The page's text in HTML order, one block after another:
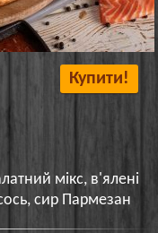
Купити!
мікс, в'ялені
сир Пармезан